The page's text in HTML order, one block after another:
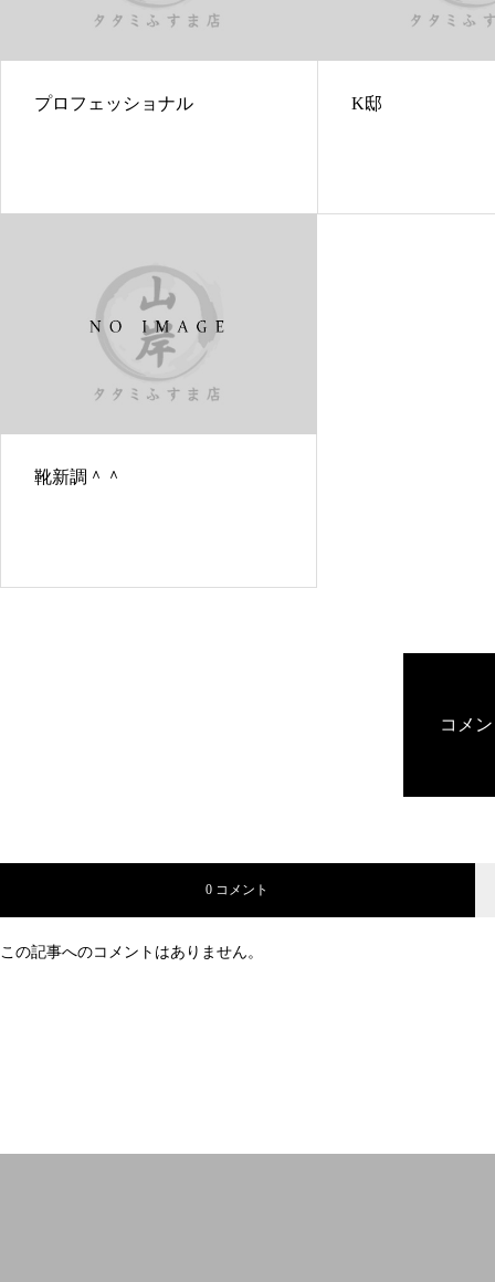
プロフェッショナル K邸
靴新調＾＾
コメ
0 コメント
この記事へのコメントはありません。